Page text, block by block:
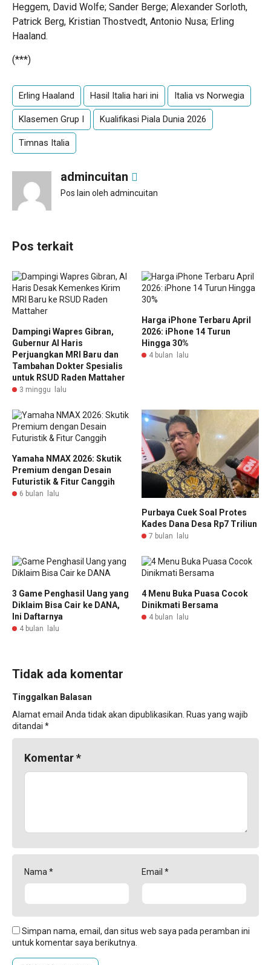
Heggem, David Wolfe; Sander Berge; Alexander Sorloth,
Patrick Berg, Kristian Thostvedt, Antonio Nusa; Erling
Haaland.
(***)
Erling Haaland Hasil Italia hari ini Italia vs Norwegia
Klasemen Grup I Kualifikasi Piala Dunia 2026
Timnas Italia
admincuitan
Pos lain oleh admincuitan
Pos terkait
Dampingi Wapres Gibran,
Gubernur Al Haris
Perjuangkan MRI Baru dan
Tambahan Dokter Spesialis
untuk RSUD Raden Mattaher
3 minggu lalu
Harga iPhone Terbaru April
2026: iPhone 14 Turun
Hingga 30%
4 bulan lalu
Yamaha NMAX 2026: Skutik
Premium dengan Desain
Futuristik & Fitur Canggih
6 bulan lalu
Purbaya Cuek Soal Protes
Kades Dana Desa Rp7 Triliun
7 bulan lalu
3 Game Penghasil Uang yang
Diklaim Bisa Cair ke DANA,
Ini Daftarnya
4 bulan lalu
4 Menu Buka Puasa Cocok
Dinikmati Bersama
4 bulan lalu
Tidak ada komentar
Tinggalkan Balasan
Alamat email Anda tidak akan dipublikasikan. Ruas yang wajib
ditandai *
Komentar*
Nama * Email *
Simpan nama, email, dan situs web saya pada peramban ini
untuk komentar saya berikutnya.